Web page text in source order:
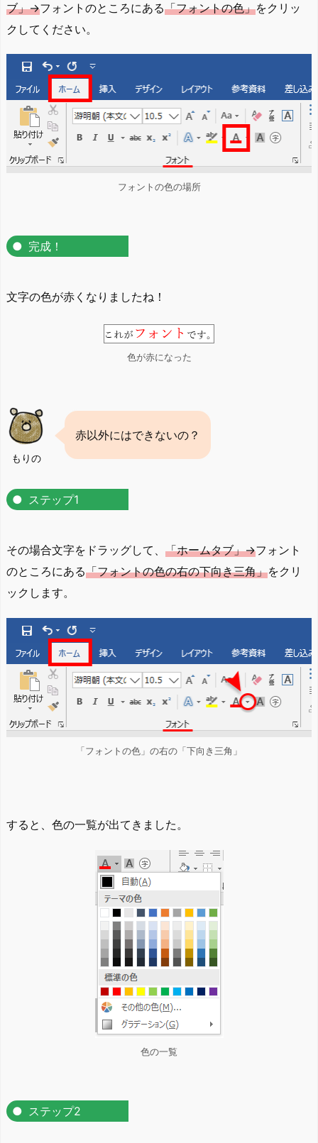
ブ」→フォントのところにある「フォントの色」をクリッ
クしてください。
フォントの色の場所
完成！
文字の色が赤くなりましたね！
色が赤になった
もりの
赤以外にはできないの？
ステップ1
その場合文字をドラッグして、 「ホームタブ」→フォント
のところにある「フォントの色の右の下向き三角」をクリ
ックします。
「フォントの色」の右の「下向き三角」
すると、色の一覧が出てきました。
色の一覧
ステップ2